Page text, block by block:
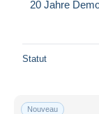
20 Jahre
Statut
Nouveau